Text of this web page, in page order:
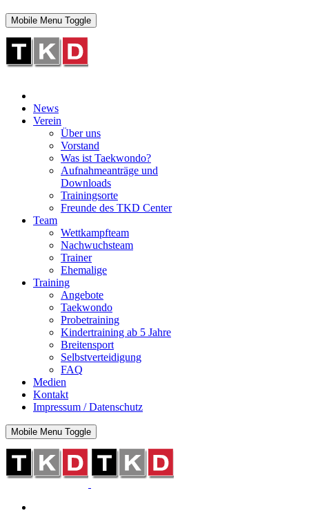
Mobile Menu Toggle
News
Verein
Über uns
Vorstand
Was ist Taekwondo?
Aufnahmeanträge und
Downloads
Trainingsorte
Freunde des TKD Center
Team
Wettkampfteam
Nachwuchsteam
Trainer
Ehemalige
Training
Angebote
Taekwondo
Probetraining
Kindertraining ab 5 Jahre
Breitensport
Selbstverteidigung
FAQ
Medien
Kontakt
Impressum / Datenschutz
Mobile Menu Toggle